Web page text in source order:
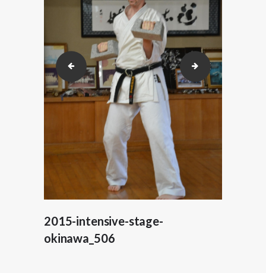
2015-intensive-stage-okinawa_505 2015-intensive-
2015-intensive-stage-
okinawa_506